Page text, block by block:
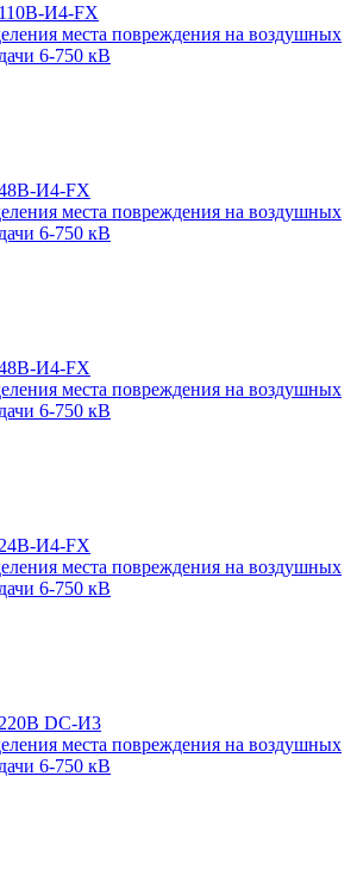
И4-FX
места повреждения на воздушных
6-750 кВ
И4-FX
места повреждения на воздушных
6-750 кВ
И4-FX
места повреждения на воздушных
6-750 кВ
И4-FX
места повреждения на воздушных
6-750 кВ
DC-И3
места повреждения на воздушных
6-750 кВ